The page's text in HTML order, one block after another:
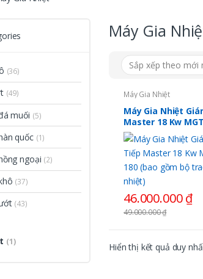
Máy Gia
Máy Gia Nhiệt
Máy Gia Nhiệt
Master 18 Kw
(bao gồm bộ trao
nhiệt)
46.000.000₫
49.000.000₫
Hiển thị kết quả duy
(36)
(49)
muối (5)
quốc (1)
ngoại (2)
(37)
(43)
(1)